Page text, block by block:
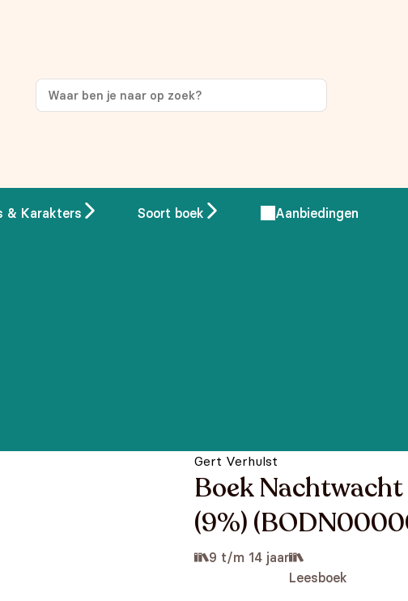
& Karakters Soort boek Aanbiedingen
Gert Verhulst
Boek Nachtwacht
(9%)
9 t/m 14 jaar
Leesboek
op je eerste aankoop!